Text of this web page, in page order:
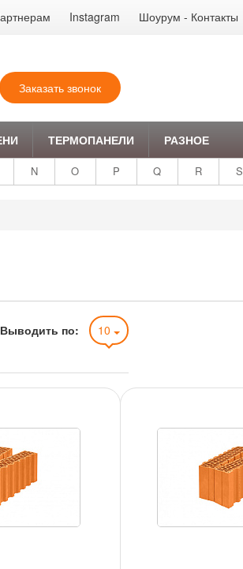
Instagram Шоурум - Контакты
Заказать звонок
ТЕРМОПАНЕЛИ РАЗНОЕ
N O P Q R S
Выводить по: 10